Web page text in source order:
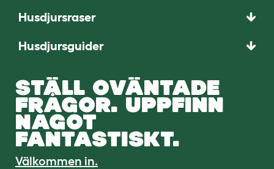
Husdjursraser
Husdjursguider
STÄLL OVÄNTADE
FRÅGOR. UPPFINN
NÅGOT
FANTASTISKT.
Välkommen in.